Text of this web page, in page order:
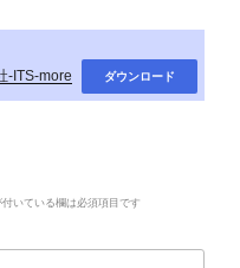
-ITS-more ダウンロード
付いている欄は必須項目です